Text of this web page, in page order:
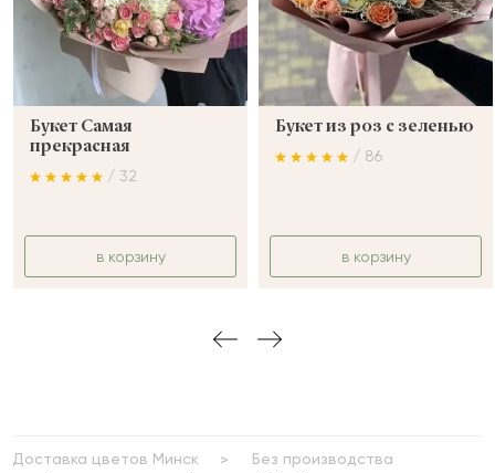
Букет Самая
прекрасная
/ 32
в корзину
Букет из роз с зеленью
/ 86
в корзину
Доставка цветов Минск
Без производства